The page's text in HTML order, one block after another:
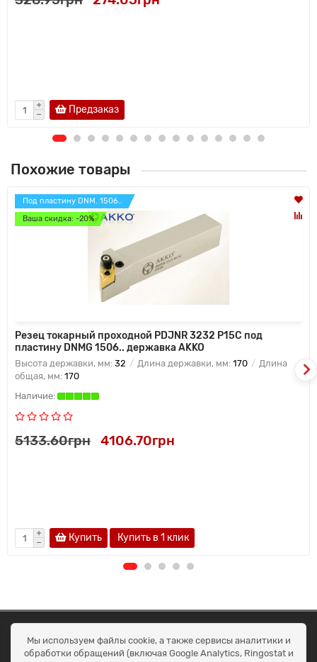
Предзаказ
Похожие товары
Под пластину DNM. 1506..
Ваша скидка: -20%
Резец токарный проходной PDJNR 3232 P15C под
пластину DNMG 1506.. державка AKKO
Высота державки, мм: 32 Длина державки, мм: 170
Длина
общая, мм: 170
5133.60грн 4106.70грн
Купить Купить в 1 клик
ОКЕАН ТРЕЙД
Договір публичної оферти
Доставка та оплата
Мы используем файлы cookie, а также сервисы аналитики и
обработки обращений (включая Google Analytics, Ringostat и